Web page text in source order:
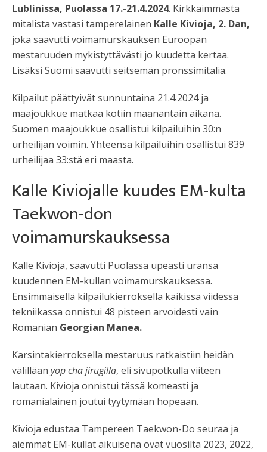
Lublinissa, Puolassa 17.-21.4.2024. Kirkkaimmasta
mitalista vastasi tamperelainen Kalle Kivioja, 2. Dan,
joka saavutti voimamurskauksen Euroopan
mestaruuden mykistyttävästi jo kuudetta kertaa.
Lisäksi Suomi saavutti seitsemän pronssimitalia.
Kilpailut päättyivät sunnuntaina 21.4.2024 ja
maajoukkue matkaa kotiin maanantain aikana.
Suomen maajoukkue osallistui kilpailuihin 30:n
urheilijan voimin. Yhteensä kilpailuihin osallistui 839
urheilijaa 33:stä eri maasta.
Kalle Kiviojalle kuudes EM-kulta
Taekwon-don
voimamurskauksessa
Kalle Kivioja, saavutti Puolassa upeasti uransa
kuudennen EM-kullan voimamurskauksessa.
Ensimmäisellä kilpailukierroksella kaikissa viidessä
tekniikassa onnistui 48 pisteen arvoidesti vain
Romanian Georgian Manea.
Karsintakierroksella mestaruus ratkaistiin heidän
välillään yop cha jirugilla, eli sivupotkulla viiteen
lautaan. Kivioja onnistui tässä komeasti ja
romanialainen joutui tyytymään hopeaan.
Kivioja edustaa Tampereen Taekwon-Do seuraa ja
aiemmat EM-kullat aikuisena ovat vuosilta 2023, 2022,